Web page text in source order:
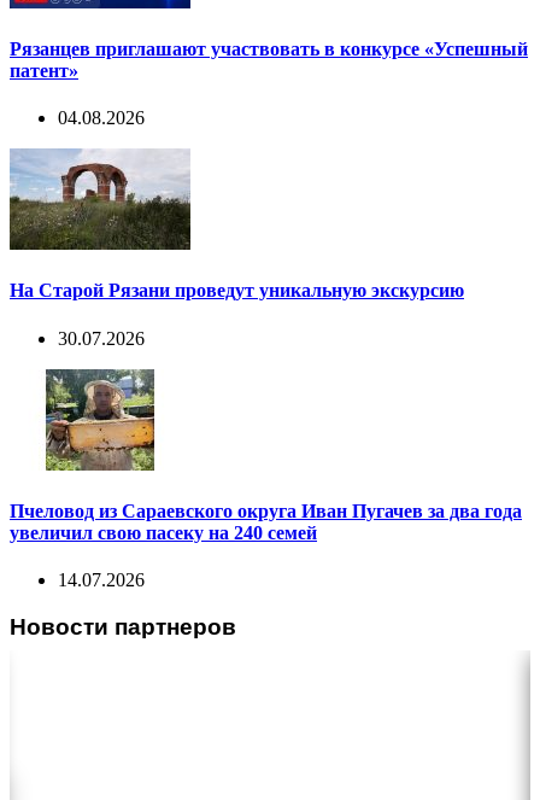
Рязанцев приглашают участвовать в конкурсе «Успешный
патент»
04.08.2026
На Старой Рязани проведут уникальную экскурсию
30.07.2026
Пчеловод из Сараевского округа Иван Пугачев за два года
увеличил свою пасеку на 240 семей
14.07.2026
Новости партнеров